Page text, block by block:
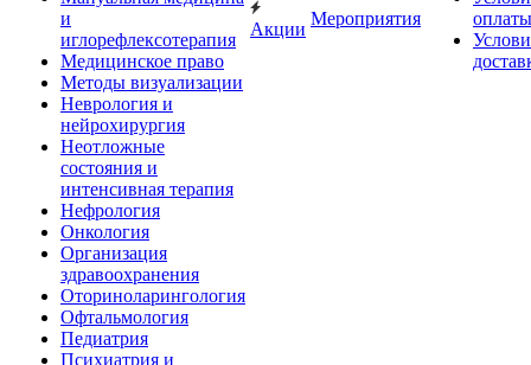
и
иглорефлексотерапия
Медицинское право
Методы визуализации
Неврология и
нейрохирургия
Неотложные
состояния и
интенсивная терапия
Нефрология
Онкология
Организация
здравоохранения
Оториноларингология
Офтальмология
Педиатрия
Психиатрия и
Акции
Мероприятия
оплаты